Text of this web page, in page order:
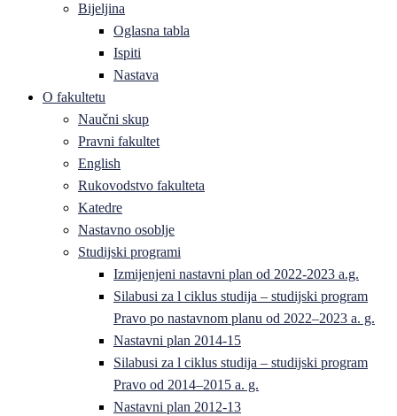
Bijeljina
Oglasna tabla
Ispiti
Nastava
O fakultetu
Naučni skup
Pravni fakultet
English
Rukovodstvo fakulteta
Katedre
Nastavno osoblje
Studijski programi
Izmijenjeni nastavni plan od 2022-2023 a.g.
Silabusi za l ciklus studija – studijski program
Pravo po nastavnom planu od 2022–2023 a. g.
Nastavni plan 2014-15
Silabusi za l ciklus studija – studijski program
Pravo od 2014–2015 a. g.
Nastavni plan 2012-13